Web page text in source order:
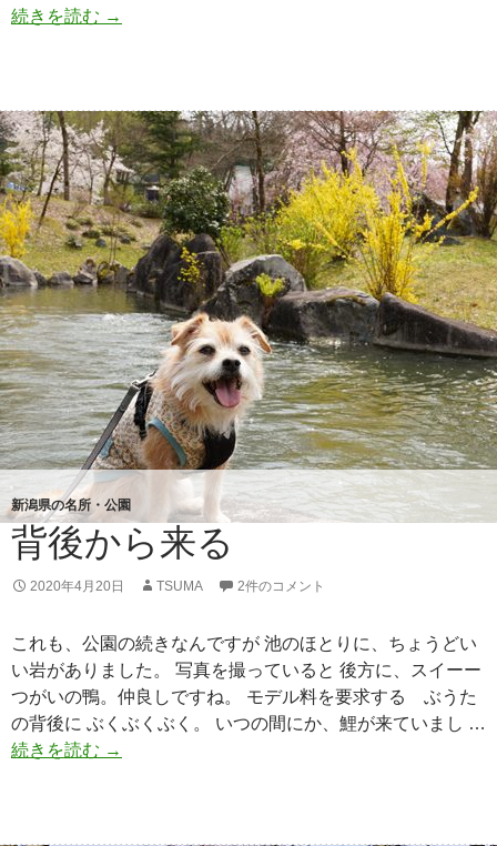
続きを読む 七
八
の
ぼ
り
→
新潟県の名所・公園
背後から来る
2020年4月20日 TSUMA 2件のコメント
これも、公園の続きなんですが 池のほとりに、ちょうどい
い岩がありました。 写真を撮っていると 後方に、スイーー
つがいの鴨。仲良しですね。 モデル料を要求する ぶうた
の背後に ぶくぶくぶく。 いつの間にか、鯉が来ていまし …
続きを読む 背
→